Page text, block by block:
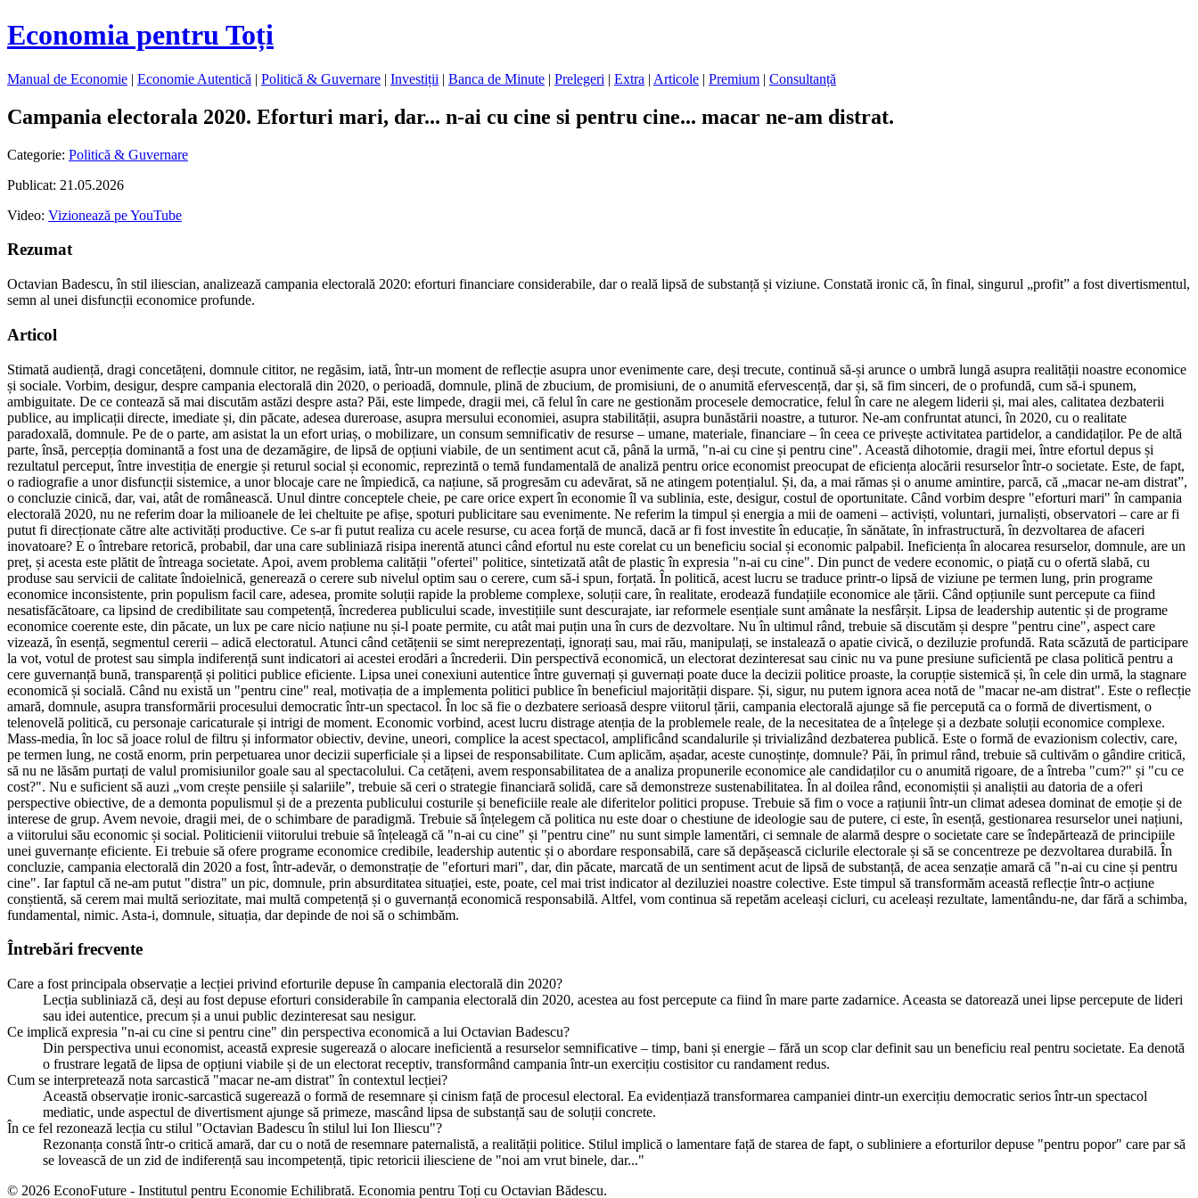
Economia pentru Toți
Manual de Economie | Economie Autentică | Politică & Guvernare | Investiții | Banca de Minute | Prelegeri | Extra | Articole | Premium | Consultanță
Campania electorala 2020. Eforturi mari, dar... n-ai cu cine si pentru cine... macar ne-am distrat.
Categorie: Politică & Guvernare
Publicat: 21.05.2026
Video: Vizionează pe YouTube
Rezumat
Octavian Badescu, în stil iliescian, analizează campania electorală 2020: eforturi financiare considerabile, dar o reală lipsă de substanță și viziune. Constată ironic că, în final, singurul „profit” a fost divertismentul,
semn al unei disfuncții economice profunde.
Articol
Stimată audiență, dragi concetățeni, domnule cititor, ne regăsim, iată, într-un moment de reflecție asupra unor evenimente care, deși trecute, continuă să-și arunce o umbră lungă asupra realității noastre economice
și sociale. Vorbim, desigur, despre campania electorală din 2020, o perioadă, domnule, plină de zbucium, de promisiuni, de o anumită efervescență, dar și, să fim sinceri, de o profundă, cum să-i spunem,
ambiguitate. De ce contează să mai discutăm astăzi despre asta? Păi, este limpede, dragii mei, că felul în care ne gestionăm procesele democratice, felul în care ne alegem liderii și, mai ales, calitatea dezbaterii
publice, au implicații directe, imediate și, din păcate, adesea dureroase, asupra mersului economiei, asupra stabilității, asupra bunăstării noastre, a tuturor. Ne-am confruntat atunci, în 2020, cu o realitate
paradoxală, domnule. Pe de o parte, am asistat la un efort uriaș, o mobilizare, un consum semnificativ de resurse – umane, materiale, financiare – în ceea ce privește activitatea partidelor, a candidaților. Pe de altă
parte, însă, percepția dominantă a fost una de dezamăgire, de lipsă de opțiuni viabile, de un sentiment acut că, până la urmă, "n-ai cu cine și pentru cine". Această dihotomie, dragii mei, între efortul depus și
rezultatul perceput, între investiția de energie și returul social și economic, reprezintă o temă fundamentală de analiză pentru orice economist preocupat de eficiența alocării resurselor într-o societate. Este, de fapt,
o radiografie a unor disfuncții sistemice, a unor blocaje care ne împiedică, ca națiune, să progresăm cu adevărat, să ne atingem potențialul. Și, da, a mai rămas și o anume amintire, parcă, că „macar ne-am distrat”,
o concluzie cinică, dar, vai, atât de românească. Unul dintre conceptele cheie, pe care orice expert în economie îl va sublinia, este, desigur, costul de oportunitate. Când vorbim despre "eforturi mari" în campania
electorală 2020, nu ne referim doar la milioanele de lei cheltuite pe afișe, spoturi publicitare sau evenimente. Ne referim la timpul și energia a mii de oameni – activiști, voluntari, jurnaliști, observatori – care ar fi
putut fi direcționate către alte activități productive. Ce s-ar fi putut realiza cu acele resurse, cu acea forță de muncă, dacă ar fi fost investite în educație, în sănătate, în infrastructură, în dezvoltarea de afaceri
inovatoare? E o întrebare retorică, probabil, dar una care subliniază risipa inerentă atunci când efortul nu este corelat cu un beneficiu social și economic palpabil. Ineficiența în alocarea resurselor, domnule, are un
preț, și acesta este plătit de întreaga societate. Apoi, avem problema calității "ofertei" politice, sintetizată atât de plastic în expresia "n-ai cu cine". Din punct de vedere economic, o piață cu o ofertă slabă, cu
produse sau servicii de calitate îndoielnică, generează o cerere sub nivelul optim sau o cerere, cum să-i spun, forțată. În politică, acest lucru se traduce printr-o lipsă de viziune pe termen lung, prin programe
economice inconsistente, prin populism facil care, adesea, promite soluții rapide la probleme complexe, soluții care, în realitate, erodează fundațiile economice ale țării. Când opțiunile sunt percepute ca fiind
nesatisfăcătoare, ca lipsind de credibilitate sau competență, încrederea publicului scade, investițiile sunt descurajate, iar reformele esențiale sunt amânate la nesfârșit. Lipsa de leadership autentic și de programe
economice coerente este, din păcate, un lux pe care nicio națiune nu și-l poate permite, cu atât mai puțin una în curs de dezvoltare. Nu în ultimul rând, trebuie să discutăm și despre "pentru cine", aspect care
vizează, în esență, segmentul cererii – adică electoratul. Atunci când cetățenii se simt nereprezentați, ignorați sau, mai rău, manipulați, se instalează o apatie civică, o deziluzie profundă. Rata scăzută de participare
la vot, votul de protest sau simpla indiferență sunt indicatori ai acestei erodări a încrederii. Din perspectivă economică, un electorat dezinteresat sau cinic nu va pune presiune suficientă pe clasa politică pentru a
cere guvernanță bună, transparență și politici publice eficiente. Lipsa unei conexiuni autentice între guvernați și guvernați poate duce la decizii politice proaste, la corupție sistemică și, în cele din urmă, la stagnare
economică și socială. Când nu există un "pentru cine" real, motivația de a implementa politici publice în beneficiul majorității dispare. Și, sigur, nu putem ignora acea notă de "macar ne-am distrat". Este o reflecție
amară, domnule, asupra transformării procesului democratic într-un spectacol. În loc să fie o dezbatere serioasă despre viitorul țării, campania electorală ajunge să fie percepută ca o formă de divertisment, o
telenovelă politică, cu personaje caricaturale și intrigi de moment. Economic vorbind, acest lucru distrage atenția de la problemele reale, de la necesitatea de a înțelege și a dezbate soluții economice complexe.
Mass-media, în loc să joace rolul de filtru și informator obiectiv, devine, uneori, complice la acest spectacol, amplificând scandalurile și trivializând dezbaterea publică. Este o formă de evazionism colectiv, care,
pe termen lung, ne costă enorm, prin perpetuarea unor decizii superficiale și a lipsei de responsabilitate. Cum aplicăm, așadar, aceste cunoștințe, domnule? Păi, în primul rând, trebuie să cultivăm o gândire critică,
să nu ne lăsăm purtați de valul promisiunilor goale sau al spectacolului. Ca cetățeni, avem responsabilitatea de a analiza propunerile economice ale candidaților cu o anumită rigoare, de a întreba "cum?" și "cu ce
cost?". Nu e suficient să auzi „vom crește pensiile și salariile”, trebuie să ceri o strategie financiară solidă, care să demonstreze sustenabilitatea. În al doilea rând, economiștii și analiștii au datoria de a oferi
perspective obiective, de a demonta populismul și de a prezenta publicului costurile și beneficiile reale ale diferitelor politici propuse. Trebuie să fim o voce a rațiunii într-un climat adesea dominat de emoție și de
interese de grup. Avem nevoie, dragii mei, de o schimbare de paradigmă. Trebuie să înțelegem că politica nu este doar o chestiune de ideologie sau de putere, ci este, în esență, gestionarea resurselor unei națiuni,
a viitorului său economic și social. Politicienii viitorului trebuie să înțeleagă că "n-ai cu cine" și "pentru cine" nu sunt simple lamentări, ci semnale de alarmă despre o societate care se îndepărtează de principiile
unei guvernanțe eficiente. Ei trebuie să ofere programe economice credibile, leadership autentic și o abordare responsabilă, care să depășească ciclurile electorale și să se concentreze pe dezvoltarea durabilă. În
concluzie, campania electorală din 2020 a fost, într-adevăr, o demonstrație de "eforturi mari", dar, din păcate, marcată de un sentiment acut de lipsă de substanță, de acea senzație amară că "n-ai cu cine și pentru
cine". Iar faptul că ne-am putut "distra" un pic, domnule, prin absurditatea situației, este, poate, cel mai trist indicator al deziluziei noastre colective. Este timpul să transformăm această reflecție într-o acțiune
conștientă, să cerem mai multă seriozitate, mai multă competență și o guvernanță economică responsabilă. Altfel, vom continua să repetăm aceleași cicluri, cu aceleași rezultate, lamentându-ne, dar fără a schimba,
fundamental, nimic. Asta-i, domnule, situația, dar depinde de noi să o schimbăm.
Întrebări frecvente
Care a fost principala observație a lecției privind eforturile depuse în campania electorală din 2020?
Lecția subliniază că, deși au fost depuse eforturi considerabile în campania electorală din 2020, acestea au fost percepute ca fiind în mare parte zadarnice. Aceasta se datorează unei lipse percepute de lideri
sau idei autentice, precum și a unui public dezinteresat sau nesigur.
Ce implică expresia "n-ai cu cine si pentru cine" din perspectiva economică a lui Octavian Badescu?
Din perspectiva unui economist, această expresie sugerează o alocare ineficientă a resurselor semnificative – timp, bani și energie – fără un scop clar definit sau un beneficiu real pentru societate. Ea denotă
o frustrare legată de lipsa de opțiuni viabile și de un electorat receptiv, transformând campania într-un exercițiu costisitor cu randament redus.
Cum se interpretează nota sarcastică "macar ne-am distrat" în contextul lecției?
Această observație ironic-sarcastică sugerează o formă de resemnare și cinism față de procesul electoral. Ea evidențiază transformarea campaniei dintr-un exercițiu democratic serios într-un spectacol
mediatic, unde aspectul de divertisment ajunge să primeze, mascând lipsa de substanță sau de soluții concrete.
În ce fel rezonează lecția cu stilul "Octavian Badescu în stilul lui Ion Iliescu"?
Rezonanța constă într-o critică amară, dar cu o notă de resemnare paternalistă, a realității politice. Stilul implică o lamentare față de starea de fapt, o subliniere a eforturilor depuse "pentru popor" care par să
se lovească de un zid de indiferență sau incompetență, tipic retoricii iliesciene de "noi am vrut binele, dar..."
© 2026 EconoFuture - Institutul pentru Economie Echilibrată. Economia pentru Toți cu Octavian Bădescu.